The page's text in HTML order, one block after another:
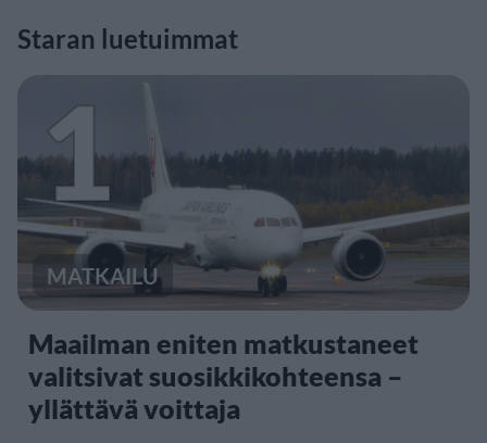
Staran luetuimmat
1
MATKAILU
Maailman eniten matkustaneet
valitsivat suosikkikohteensa –
yllättävä voittaja